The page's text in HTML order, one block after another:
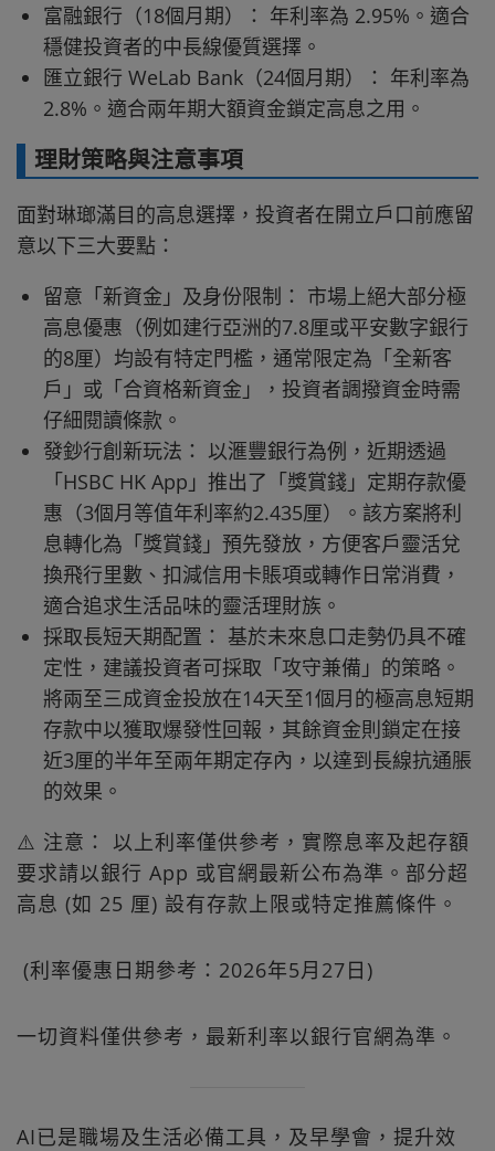
富融銀行（18個月期）： 年利率為 2.95%。適合
穩健投資者的中長線優質選擇。
匯立銀行 WeLab Bank（24個月期）： 年利率為
2.8%。適合兩年期大額資金鎖定高息之用。
理財策略與注意事項
面對琳瑯滿目的高息選擇，投資者在開立戶口前應留
意以下三大要點：
留意「新資金」及身份限制： 市場上絕大部分極
高息優惠（例如建行亞洲的7.8厘或平安數字銀行
的8厘）均設有特定門檻，通常限定為「全新客
戶」或「合資格新資金」，投資者調撥資金時需
仔細閱讀條款。
發鈔行創新玩法： 以滙豐銀行為例，近期透過
「HSBC HK App」推出了「獎賞錢」定期存款優
惠（3個月等值年利率約2.435厘）。該方案將利
息轉化為「獎賞錢」預先發放，方便客戶靈活兌
換飛行里數、扣減信用卡賬項或轉作日常消費，
適合追求生活品味的靈活理財族。
採取長短天期配置： 基於未來息口走勢仍具不確
定性，建議投資者可採取「攻守兼備」的策略。
將兩至三成資金投放在14天至1個月的極高息短期
存款中以獲取爆發性回報，其餘資金則鎖定在接
近3厘的半年至兩年期定存內，以達到長線抗通脹
的效果。
⚠️ 注意： 以上利率僅供參考，實際息率及起存額
要求請以銀行 App 或官網最新公布為準。部分超
高息 (如 25 厘) 設有存款上限或特定推薦條件。
(利率優惠日期參考：2026年5月27日)
一切資料僅供參考，最新利率以銀行官網為準。
AI已是職場及生活必備工具，及早學會，提升效